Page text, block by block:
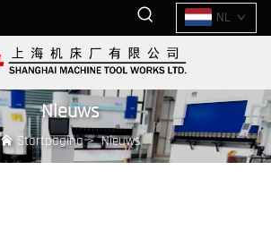
NL
Nieuws
Startpagina>Nieuws